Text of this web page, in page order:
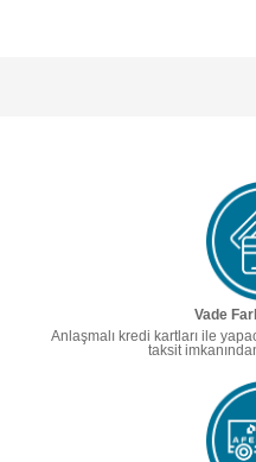
Vade
Anlaşmalı kredi kartları ile
taksit